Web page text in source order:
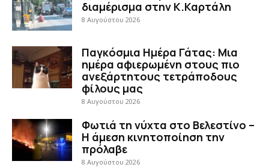
διαμέρισμα στην Κ.Καρτάλη
8 Αυγούστου 2026
Παγκόσμια Ημέρα Γάτας: Μια
ημέρα αφιερωμένη στους πιο
ανεξάρτητους τετράποδους
φίλους μας
8 Αυγούστου 2026
Φωτιά τη νύχτα στο Βελεστίνο –
Η άμεση κινητοποίηση την
πρόλαβε
8 Αυγούστου 2026